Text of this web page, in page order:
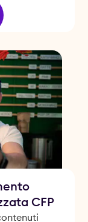
CFP